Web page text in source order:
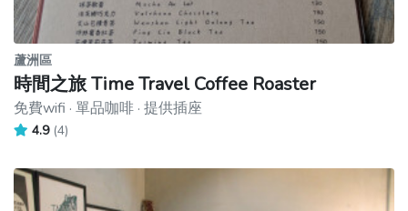
蘆洲區
時間之旅 Time Travel Coffee Roaster
免費wifi · 單品咖啡 · 提供插座
4.9 (4)